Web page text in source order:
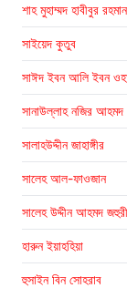
শাহ মুহাম্মদ হাবীবুর রহমান
সাইয়েদ কুতুব
সাঈদ ইবন আলি ইবন
সানাউল্লাহ নজির আহমদ
সালাহউদ্দীন জাহাঙ্গীর
সালেহ আল-ফাওজান
সালেহ উদ্দীন আহমদ জহুরী
হারুন ইয়াহহিয়া
হুসাইন বিন সোহরাব